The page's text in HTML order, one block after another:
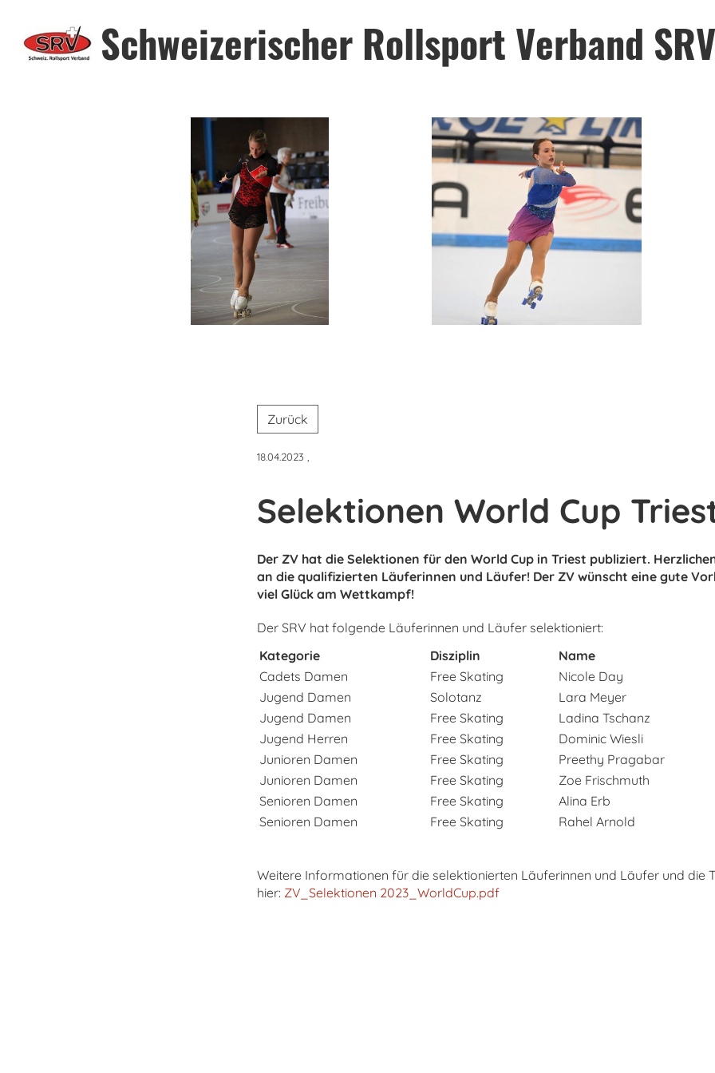
Schweizerischer Rollsport Verband SRV
Zurück
18.04.2023 ,
Selektionen World Cup
Der ZV hat die Selektionen für den World Cup in Triest publiziert.
an die qualifizierten Läuferinnen und Läufer! Der ZV wünscht eine gute
viel Glück am Wettkampf!
Der SRV hat folgende Läuferinnen und Läufer selektioniert:
Kategorie
Disziplin
Name
Cadets Damen
Free Skating
Nicole Day
Jugend Damen
Solotanz
Lara Meyer
Jugend Damen
Free Skating
Ladina Tschanz
Jugend Herren
Free Skating
Dominic Wiesli
Junioren Damen
Free Skating
Preethy Pragabar
Junioren Damen
Free Skating
Zoe Frischmuth
Senioren Damen
Free Skating
Alina Erb
Senioren Damen
Free Skating Rahel Arnold
Weitere Informationen für die selektionierten Läuferinnen und Läufer und die
hier: ZV_Selektionen 2023_WorldCup.pdf